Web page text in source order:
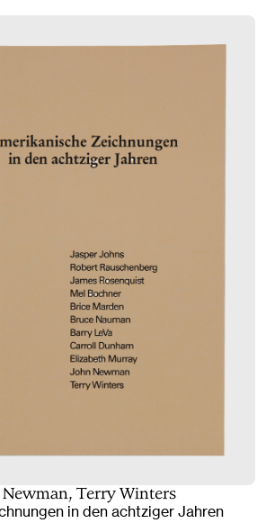
Newman, Terry Winters
in den achtziger Jahren